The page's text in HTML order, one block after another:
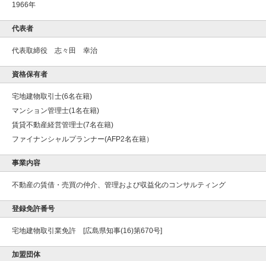
1966年
代表者
代表取締役 志々田 幸治
資格保有者
宅地建物取引士(6名在籍)
マンション管理士(1名在籍)
賃貸不動産経営管理士(7名在籍)
ファイナンシャルプランナー(AFP2名在籍）
事業内容
不動産の賃借・売買の仲介、管理および収益化のコンサルティング
登録免許番号
宅地建物取引業免許 [広島県知事(16)第670号]
加盟団体